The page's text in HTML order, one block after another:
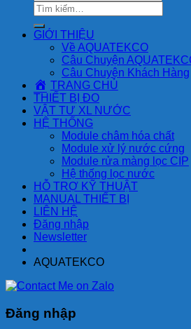
Tìm
kiếm:
GIỚI THIỆU
Về AQUATEKCO
Câu Chuyện
Câu Chuyện Khách Hàng
TRANG CHỦ
THIẾT BỊ ĐO
VẬT TƯ XL NƯỚC
HỆ THỐNG
Module châm hóa chất
Module xử lý nước cứng
Module rửa màng lọc CIP
Hệ thống lọc nước
HỖ TRỢ KỸ THUẬT
MANUAL THIẾT BỊ
LIÊN HỆ
Đăng nhập
Newsletter
AQUATEKCO
Đăng nhập